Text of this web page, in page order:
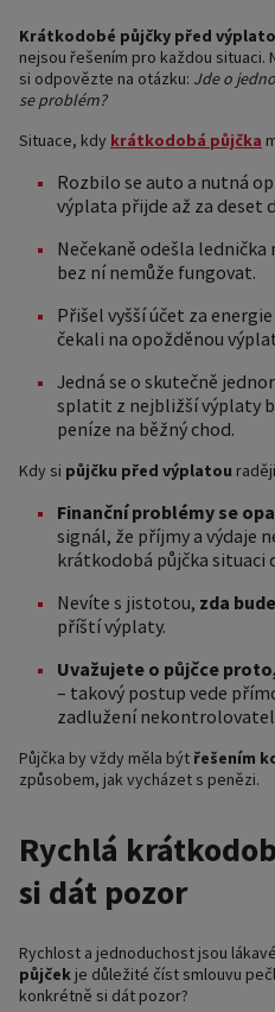
Krátkodobé půjčky před
nejsou řešením pro každou situaci.
si odpovězte na otázku: Jde o
se problém?
Situace, kdy krátkodobá půjčka
Rozbilo se auto a nutná
výplata přijde až za deset
Nečekaně odešla
bez ní nemůže fungovat.
Přišel vyšší účet za
čekali na opožděnou
Jedná se o skutečně
splatit z nejbližší výplaty
peníze na běžný chod.
Kdy si půjčku před výplatou
Finanční problémy se
signál, že příjmy a výdaje
krátkodobá půjčka situaci
Nevíte s jistotou, zda
příští výplaty.
Uvažujete o půjčce
– takový postup vede
zadlužení
Půjčka by vždy měla být řešením
způsobem, jak vycházet s penězi.
Rychlá
si dát pozor
Rychlost a jednoduchost jsou
půjček je důležité číst smlouvu
konkrétně si dát pozor?